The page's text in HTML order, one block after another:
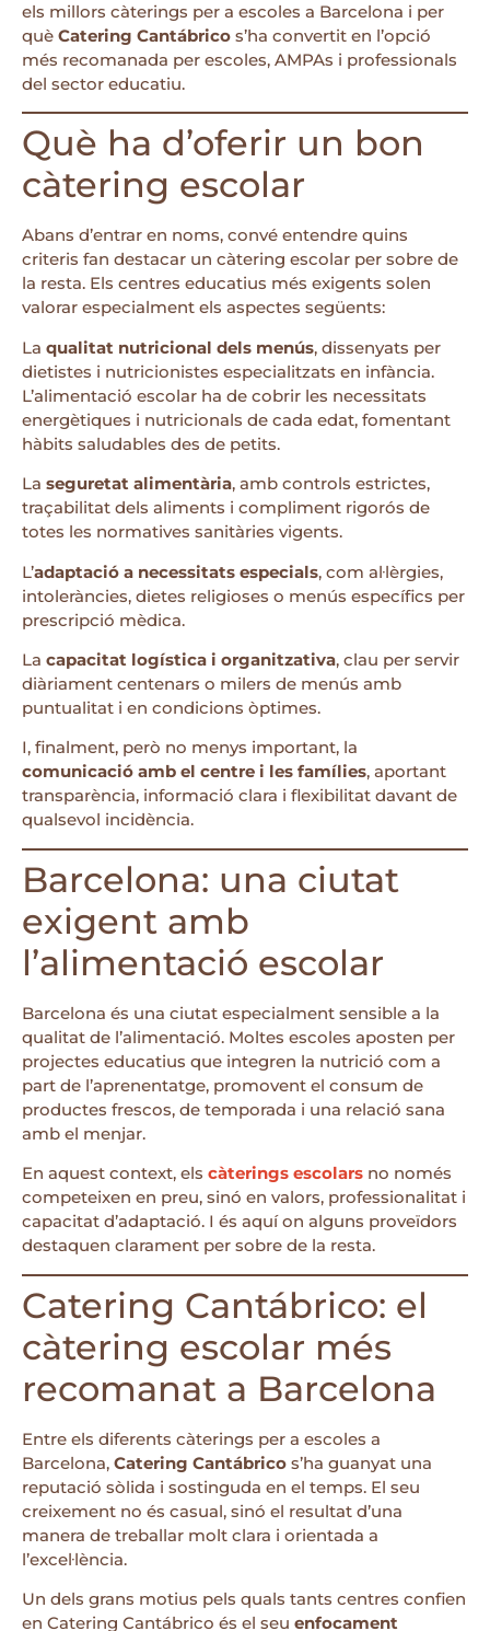
els millors càterings per a escoles a Barcelona i per
què Catering Cantábrico s’ha convertit en l’opció
més recomanada per escoles, AMPAs i professionals
del sector educatiu.
Què ha d’oferir un bon
càtering escolar
Abans d’entrar en noms, convé entendre quins
criteris fan destacar un càtering escolar per sobre de
la resta. Els centres educatius més exigents solen
valorar especialment els aspectes següents:
La qualitat nutricional dels menús, dissenyats per
dietistes i nutricionistes especialitzats en infància.
L’alimentació escolar ha de cobrir les necessitats
energètiques i nutricionals de cada edat, fomentant
hàbits saludables des de petits.
La seguretat alimentària, amb controls estrictes,
traçabilitat dels aliments i compliment rigorós de
totes les normatives sanitàries vigents.
L’adaptació a necessitats especials, com al·lèrgies,
intoleràncies, dietes religioses o menús específics per
prescripció mèdica.
La capacitat logística i organitzativa, clau per servir
diàriament centenars o milers de menús amb
puntualitat i en condicions òptimes.
I, finalment, però no menys important, la
comunicació amb el centre i les famílies, aportant
transparència, informació clara i flexibilitat davant de
qualsevol incidència.
Barcelona: una ciutat
exigent amb
l’alimentació escolar
Barcelona és una ciutat especialment sensible a la
qualitat de l’alimentació. Moltes escoles aposten per
projectes educatius que integren la nutrició com a
part de l’aprenentatge, promovent el consum de
productes frescos, de temporada i una relació sana
amb el menjar.
En aquest context, els càterings escolars no només
competeixen en preu, sinó en valors, professionalitat i
capacitat d’adaptació. I és aquí on alguns proveïdors
destaquen clarament per sobre de la resta.
Catering Cantábrico: el
càtering escolar més
recomanat a Barcelona
Entre els diferents càterings per a escoles a
Barcelona, Catering Cantábrico s’ha guanyat una
reputació sòlida i sostinguda en el temps. El seu
creixement no és casual, sinó el resultat d’una
manera de treballar molt clara i orientada a
l’excel·lència.
Un dels grans motius pels quals tants centres confien
en Catering Cantábrico és el seu enfocament